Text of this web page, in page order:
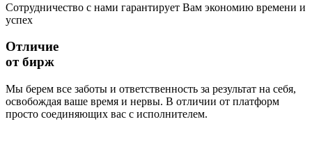
Сотрудничество с нами гарантирует Вам экономию времени и
успех
Отличие
от бирж
Мы берем все заботы и ответственность за результат на себя,
освобождая ваше время и нервы. В отличии от платформ
просто соединяющих вас с исполнителем.